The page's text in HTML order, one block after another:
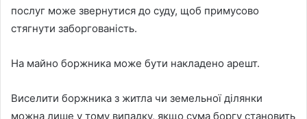
послуг може звернутися до суду, щоб примусово
стягнути заборгованість.
На майно боржника може бути накладено арешт.
Виселити боржника з житла чи земельної ділянки
можна лише у тому випадку, якщо сума боргу становить